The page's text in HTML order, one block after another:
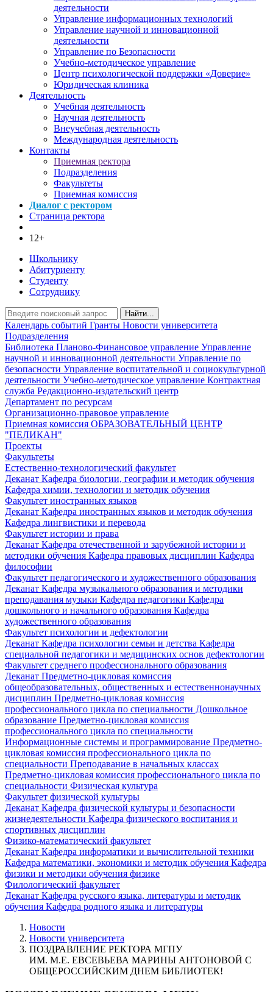
деятельности
Управление информационных технологий
Управление научной и инновационной
деятельности
Управление по Безопасности
Учебно-методическое управление
Центр психологической поддержки «Доверие»
Юридическая клиника
Деятельность
Учебная деятельность
Научная деятельность
Внеучебная деятельность
Международная деятельность
Контакты
Приемная ректора
Подразделения
Факультеты
Приемная комиссия
Диалог с ректором
Страница ректора
12+
Школьнику
Абитуриенту
Студенту
Сотруднику
Найти...
Календарь событий Гранты Новости университета
Подразделения
Библиотека Планово-Финансовое управление Управление
научной и инновационной деятельности Управление по
безопасности Управление воспитательной и социокультурной
деятельности Учебно-методическое управление Контрактная
служба Редакционно-издательский центр
Департамент по ресурсам
Организационно-правовое управление
Приемная комиссия ОБРАЗОВАТЕЛЬНЫЙ ЦЕНТР
"ПЕЛИКАН"
Проекты
Факультеты
Естественно-технологический факультет
Деканат Кафедра биологии, географии и методик обучения
Кафедра химии, технологии и методик обучения
Факультет иностранных языков
Деканат Кафедра иностранных языков и методик обучения
Кафедра лингвистики и перевода
Факультет истории и права
Деканат Кафедра отечественной и зарубежной истории и
методики обучения Кафедра правовых дисциплин Кафедра
философии
Факультет педагогического и художественного образования
Деканат Кафедра музыкального образования и методики
преподавания музыки Кафедра педагогики Кафедра
дошкольного и начального образования Кафедра
художественного образования
Факультет психологии и дефектологии
Деканат Кафедра психологии семьи и детства Кафедра
специальной педагогики и медицинских основ дефектологии
Факультет среднего профессионального образования
Деканат Предметно-цикловая комиссия
общеобразовательных, общественных и естественнонаучных
дисциплин Предметно-цикловая комиссия
профессионального цикла по специальности Дошкольное
образование Предметно-цикловая комиссия
профессионального цикла по специальности
Информационные системы и программирование Предметно-
цикловая комиссия профессионального цикла по
специальности Преподавание в начальных классах
Предметно-цикловая комиссия профессионального цикла по
специальности Физическая культура
Факультет физической культуры
Деканат Кафедра физической культуры и безопасности
жизнедеятельности Кафедра физического воспитания и
спортивных дисциплин
Физико-математический факультет
Деканат Кафедра информатики и вычислительной техники
Кафедра математики, экономики и методик обучения Кафедра
физики и методики обучения физике
Филологический факультет
Деканат Кафедра русского языка, литературы и методик
обучения Кафедра родного языка и литературы
Новости
Новости университета
ПОЗДРАВЛЕНИЕ РЕКТОРА МГПУ
ИМ. М.Е. ЕВСЕВЬЕВА МАРИНЫ АНТОНОВОЙ С
ОБЩЕРОССИЙСКИМ ДНЕМ БИБЛИОТЕК!